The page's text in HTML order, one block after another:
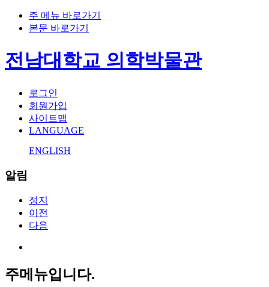
주 메뉴 바로가기
본문 바로가기
전남대학교 의학박물관
로그인
회원가입
사이트맵
LANGUAGE
ENGLISH
알림
정지
이전
다음
주메뉴입니다.